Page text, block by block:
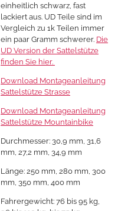
einheitlich schwarz, fast
lackiert aus. UD Teile sind im
Vergleich zu 1k Teilen immer
ein paar Gramm schwerer. Die
UD Version der Sattelstütze
finden Sie hier.
Download Montageanleitung
Sattelstütze Strasse
Download Montageanleitung
Sattelstütze Mountainbike
Durchmesser: 30,9 mm, 31,6
mm, 27,2 mm, 34,9 mm
Länge: 250 mm, 280 mm, 300
mm, 350 mm, 400 mm
Fahrergewicht: 76 bis 95 kg,